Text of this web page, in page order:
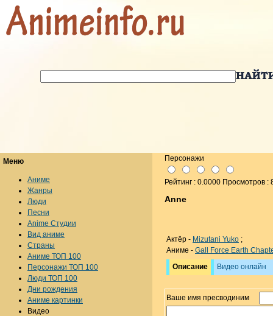
Персонажи
Рейтинг : 0.0000 Просмотров :
Anne
Актёр - Mizutani Yuko ;
Аниме - Gall Force Earth
Описание
Видео онлайн
Ваше имя пресводиним
Меню
Аниме
Жанры
Люди
Песни
Anime Студии
Вид аниме
Страны
Аниме ТОП 100
Персонажи ТОП 100
Люди ТОП 100
Дни рождения
Аниме картинки
Видео